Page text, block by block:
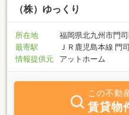
（株）ゆっくり
所在地
福岡県北九州市門
最寄駅
ＪＲ鹿児島本線 門
情報提供元
アットホーム
この不動
賃貸物